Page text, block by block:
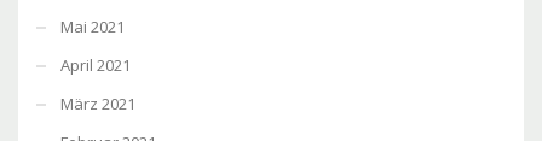
Mai 2021
April 2021
März 2021